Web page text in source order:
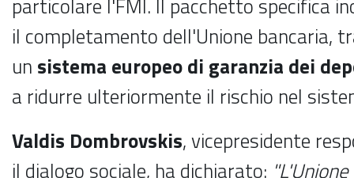
il completamento dell'Unione bancaria,
un sistema europeo di garanzia dei
a ridurre ulteriormente il rischio nel
Valdis Dombrovskis, vicepresidente
il dialogo sociale, ha dichiarato: